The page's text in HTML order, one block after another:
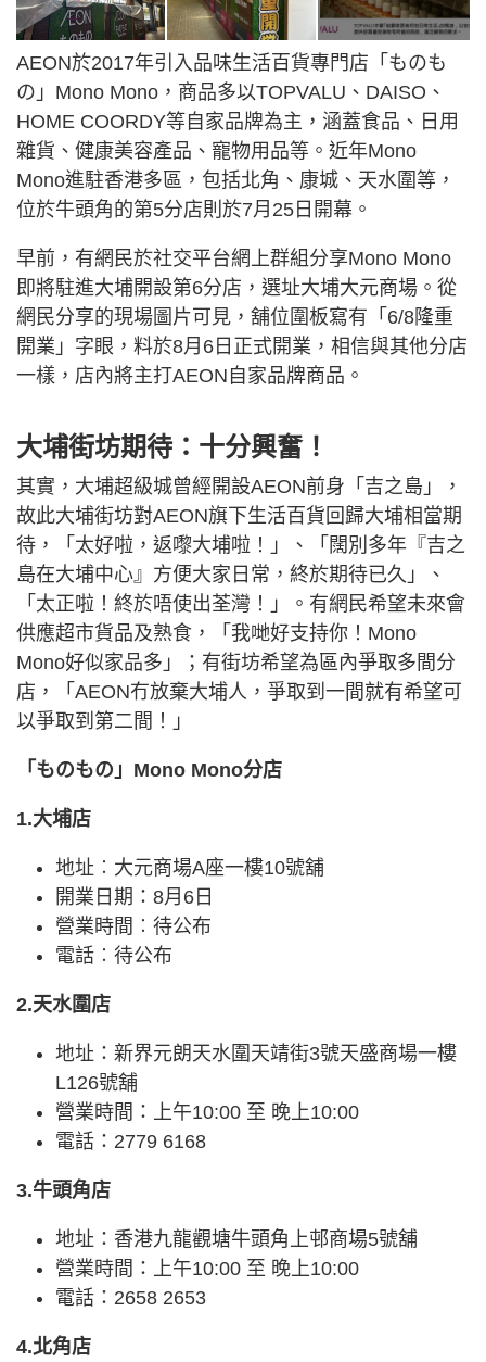
AEON於2017年引入品味生活百貨專門店「ものも
の」Mono Mono，商品多以TOPVALU、DAISO、
HOME COORDY等自家品牌為主，涵蓋食品、日用
雜貨、健康美容產品、寵物用品等。近年Mono
Mono進駐香港多區，包括北角、康城、天水圍等，
位於牛頭角的第5分店則於7月25日開幕。
早前，有網民於社交平台網上群組分享Mono Mono
即將駐進大埔開設第6分店，選址大埔大元商場。從
網民分享的現場圖片可見，舖位圍板寫有「6/8隆重
開業」字眼，料於8月6日正式開業，相信與其他分店
一樣，店內將主打AEON自家品牌商品。
大埔街坊期待：十分興奮！
其實，大埔超級城曾經開設AEON前身「吉之島」，
故此大埔街坊對AEON旗下生活百貨回歸大埔相當期
待，「太好啦，返嚟大埔啦！」、「闊別多年『吉之
島在大埔中心』方便大家日常，終於期待已久」、
「太正啦！終於唔使出荃灣！」。有網民希望未來會
供應超市貨品及熟食，「我哋好支持你！Mono
Mono好似家品多」；有街坊希望為區內爭取多間分
店，「AEON冇放棄大埔人，爭取到一間就有希望可
以爭取到第二間！」
「ものもの」Mono Mono分店
1.大埔店
地址︰大元商場A座一樓10號舖
開業日期：8月6日
營業時間︰待公布
電話︰待公布
2.天水圍店
地址：新界元朗天水圍天靖街3號天盛商場一樓
L126號舖
營業時間：上午10:00 至 晚上10:00
電話：2779 6168
3.牛頭角店
地址：香港九龍觀塘牛頭角上邨商場5號舖
營業時間：上午10:00 至 晚上10:00
電話：2658 2653
4.北角店